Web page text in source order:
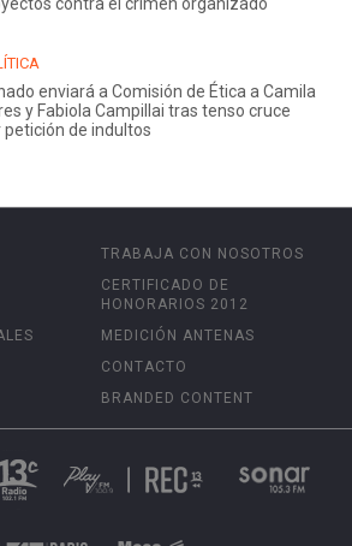
enviará a Comisión de Ética a Camila
y Fabiola Campillai tras tenso cruce
petición de indultos
TRABAJA CON NOSOTROS
CERTIFICADO DE
HONORARIOS 2012
MEDICIÓN ANTENAS
CONTACTO
BRANDED CONTENT